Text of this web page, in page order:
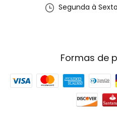
Segunda à
Formas de